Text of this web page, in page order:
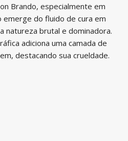
Brando, especialmente em
emerge do fluido de cura em
natureza brutal e dominadora.
adiciona uma camada de
destacando sua crueldade.